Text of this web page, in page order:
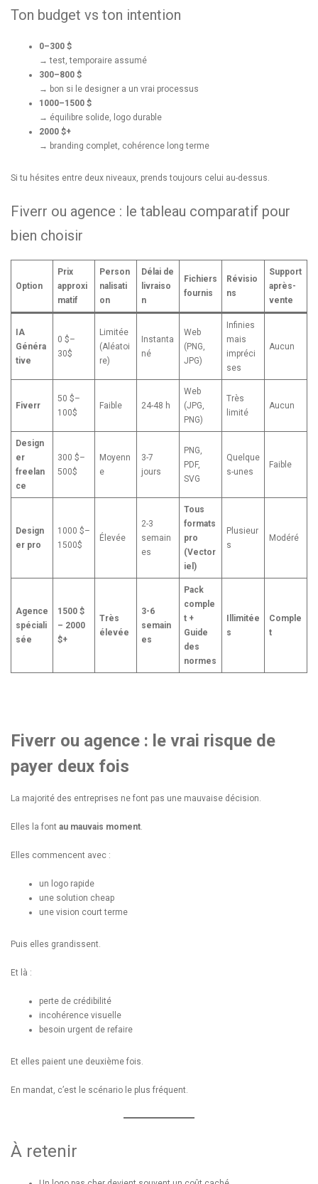
Ton budget vs ton intention
0–300 $
→ test, temporaire assumé
300–800 $
→ bon si le designer a un vrai processus
1000–1500 $
→ équilibre solide, logo durable
2000 $+
→ branding complet, cohérence long terme
Si tu hésites entre deux niveaux, prends toujours celui au-dessus.
Fiverr ou agence : le tableau comparatif pour
bien choisir
Option
Prix
approxi
matif
Person
nalisati
on
Délai de
livraiso
n
Fichiers
fournis
Révisio
ns
Support
après-
vente
IA
Généra
tive
0 $–
30$
Limitée
(Aléatoi
re)
Instanta
né
Web
(PNG,
JPG)
Infinies
mais
impréci
ses
Aucun
Fiverr
50 $–
100$
Faible 24-48 h
Web
(JPG,
PNG)
Très
limité
Aucun
Design
er
freelan
ce
300 $–
500$
Moyenn
e
3-7
jours
PNG,
PDF,
SVG
Quelque
s-unes
Faible
Design
er pro
1000 $–
1500$
Élevée
2-3
semain
es
Tous
formats
pro
(Vector
iel)
Plusieur
s
Modéré
Agence
spéciali
sée
1500 $
– 2000
$+
Très
élevée
3-6
semain
es
Pack
comple
t +
Guide
des
normes
Illimitée
s
Comple
t
Fiverr ou agence : le vrai risque de
payer deux fois
La majorité des entreprises ne font pas une mauvaise décision.
Elles la font au mauvais moment.
Elles commencent avec :
un logo rapide
une solution cheap
une vision court terme
Puis elles grandissent.
Et là :
perte de crédibilité
incohérence visuelle
besoin urgent de refaire
Et elles paient une deuxième fois.
En mandat, c’est le scénario le plus fréquent.
À retenir